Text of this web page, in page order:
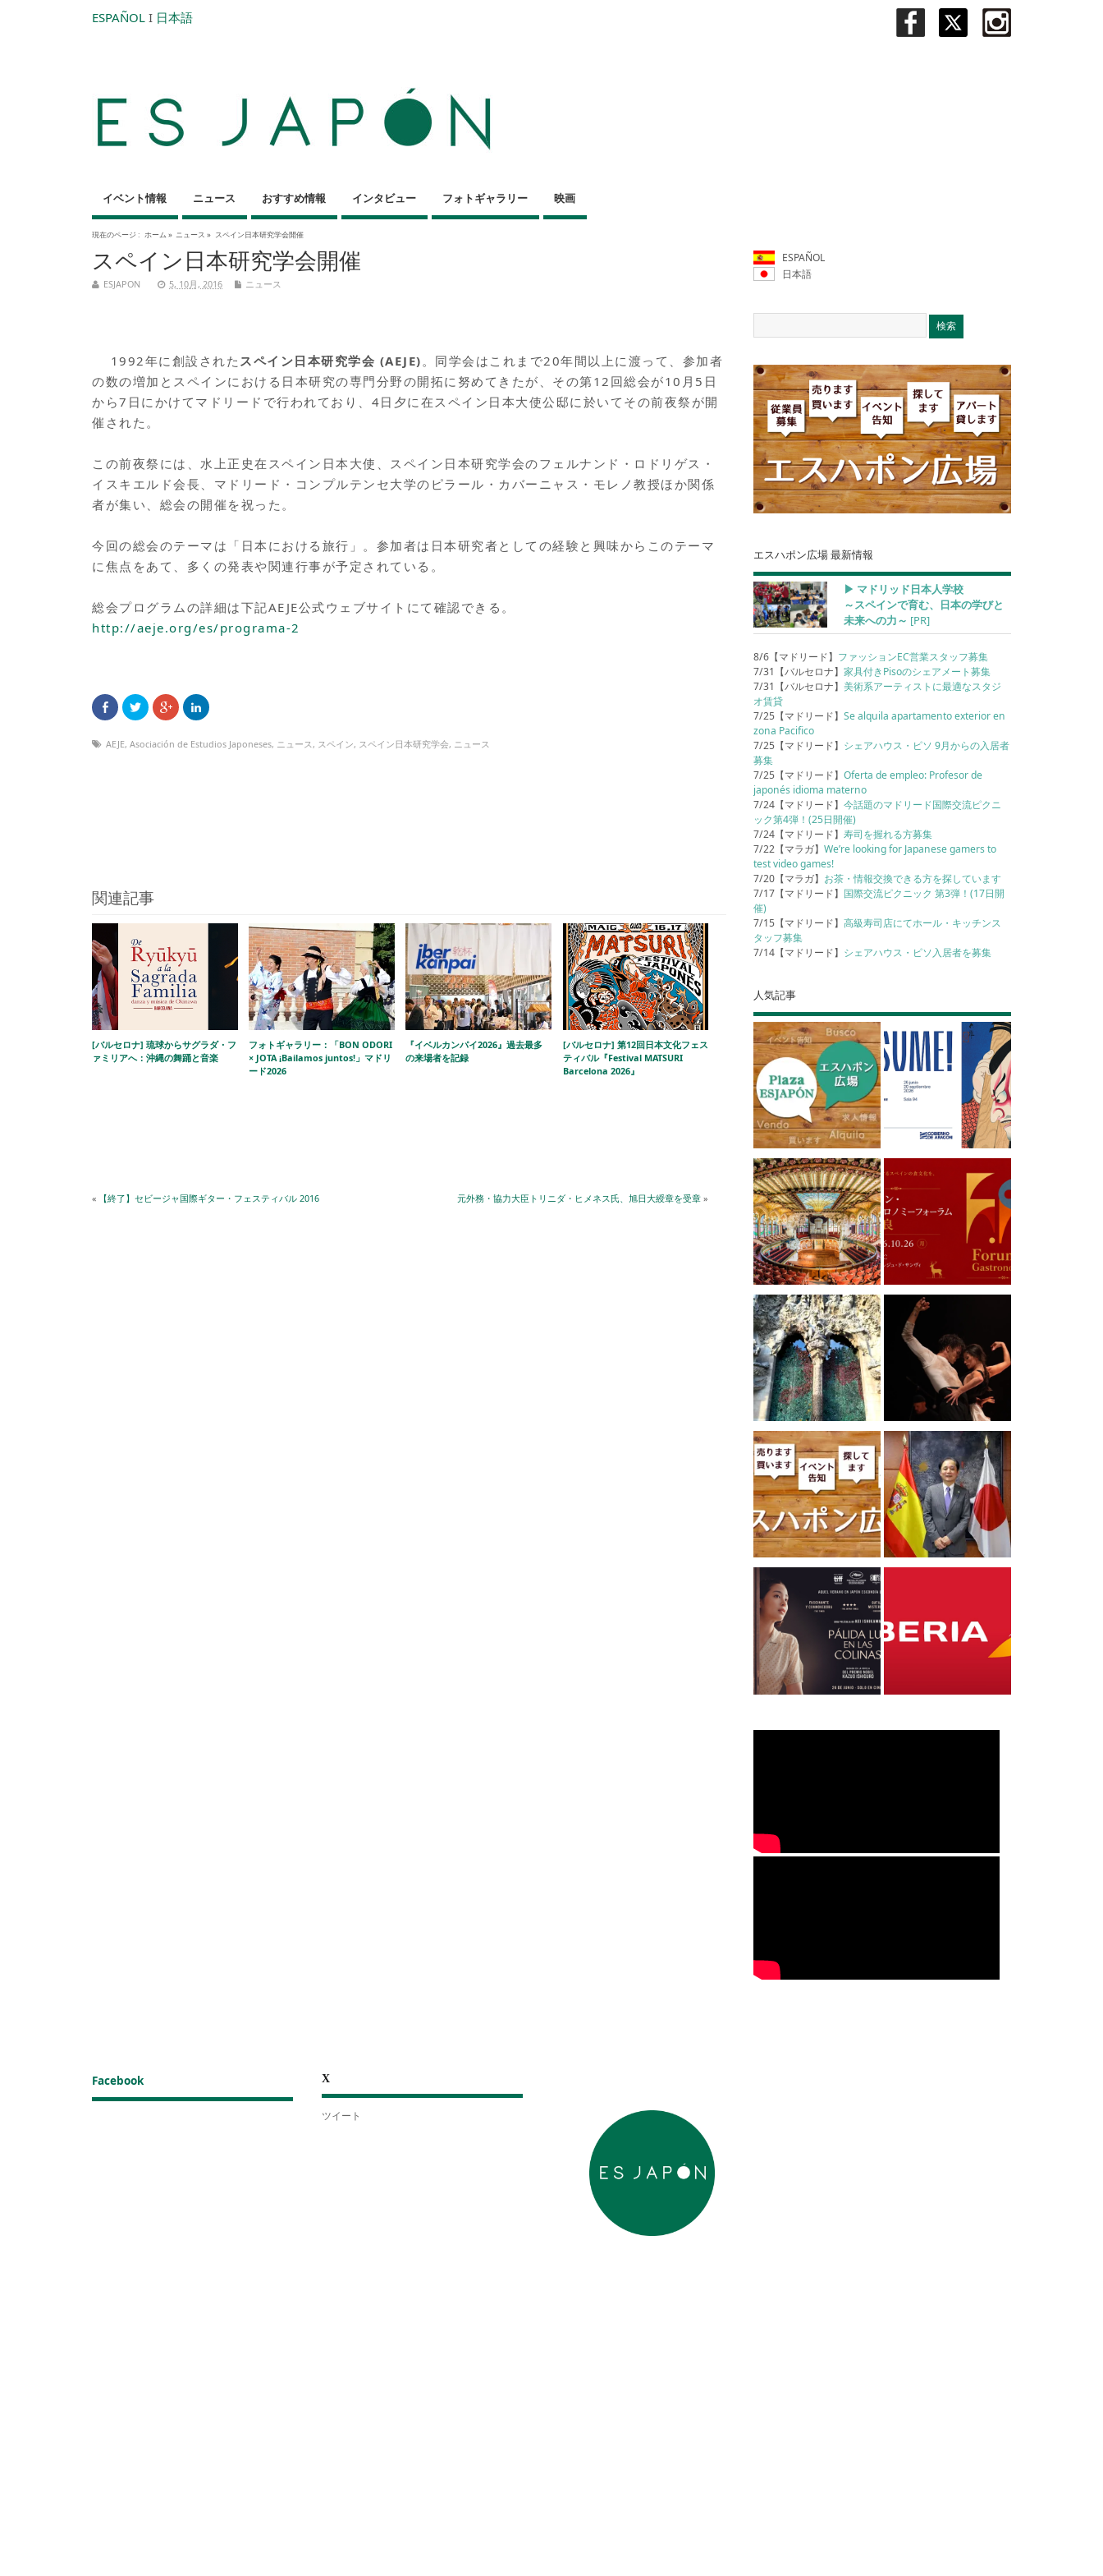
ESPAÑOL I 日本語
イベント情報 ニュース おすすめ情報 インタビュー フォトギャラリー 映画
現在のページ : ホーム » ニュース » スペイン日本研究学会開催
スペイン日本研究学会開催
ESJAPON 5, 10月, 2016 ニュース
1992年に創設された スペイン日本研究学会 (AEJE)。同学会はこれまで20年間以上に渡って、参加者
の数の増加とスペインにおける日本研究の専門分野の開拓に努めてきたが、その第12回総会が10月5日
から7日にかけてマドリードで行われており、4日夕に在スペイン日本大使公邸に於いてその前夜祭が開
催された。
この前夜祭には、水上正史在スペイン日本大使、スペイン日本研究学会のフェルナンド・ロドリゲス・
イスキエルド会長、マドリード・コンプルテンセ大学のピラール・カバーニャス・モレノ教授ほか関係
者が集い、総会の開催を祝った。
今回の総会のテーマは「日本における旅行」。参加者は日本研究者としての経験と興味からこのテーマ
に焦点をあて、多くの発表や関連行事が予定されている。
総会プログラムの詳細は下記AEJE公式ウェブサイトにて確認できる。
http://aeje.org/es/programa-2
AEJE, Asociación de Estudios Japoneses, ニュース , スペイン, スペイン日本研究学会, ニュース
関連記事
[バルセロナ] 琉球からサグラダ・フ
ァミリアへ：沖縄の舞踊と音楽
フォトギャラリー：「BON ODORI
× JOTA ¡Bailamos juntos!」マドリ
ード2026
『イベルカンパイ2026』過去最多
の来場者を記録
[バルセロナ] 第12回日本文化フェス
ティバル『Festival MATSURI
Barcelona 2026』
« 【終了】セビージャ国際ギター・フェスティバル 2016 元外務・協力大臣トリニダ・ヒメネス氏、旭日大綬章を受章»
ESPAÑOL
日本語
エスハポン広場 最新情報
▶︎ マドリッド日本人学校
～スペインで育む、日本の学びと
未来への力～ [PR]
8/6【マドリード】 ファッションEC営業スタッフ募集
7/31【バルセロナ】家具付きPisoのシェアメート募集
7/31【バルセロナ】美術系アーティストに最適なスタジ
オ賃貸
7/25【マドリード】Se alquila apartamento exterior en
zona Pacifico
7/25【マドリード】 シェアハウス・ピソ 9月からの入居者
募集
7/25【マドリード】Oferta de empleo: Profesor de
japonés idioma materno
7/24【マドリード】今話題のマドリード国際交流ピクニ
ック第4弾！(25日開催)
7/24【マドリード】寿司を握れる方募集
7/22【マラガ】We’re looking for Japanese gamers to
test video games!
7/20【マラガ】 お茶・情報交換できる方を探しています
7/17【マドリード】 国際交流ピクニック 第3弾！(17日開
催)
7/15【マドリード】高級寿司店にてホール・キッチンス
タッフ募集
7/14【マドリード】 シェアハウス・ピソ入居者を募集
人気記事
Facebook X
ツイート